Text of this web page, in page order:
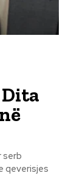
serb
qeverisjes